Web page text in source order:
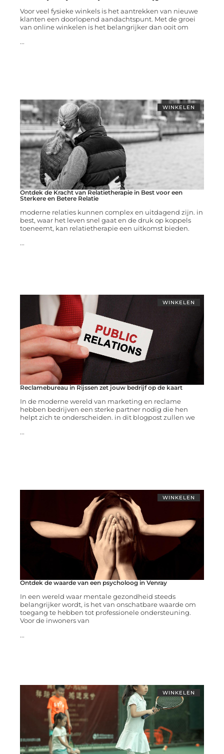
Voor veel fysieke winkels is het aantrekken van nieuwe
klanten een doorlopend aandachtspunt. Met de groei
van online winkelen is het belangrijker dan ooit om
...
WINKELEN
Ontdek de Kracht van Relatietherapie in Best voor een
Sterkere en Betere Relatie
moderne relaties kunnen complex en uitdagend zijn. in
best, waar het leven snel gaat en de druk op koppels
toeneemt, kan relatietherapie een uitkomst bieden.
...
WINKELEN
Reclamebureau in Rijssen zet jouw bedrijf op de kaart
In de moderne wereld van marketing en reclame
hebben bedrijven een sterke partner nodig die hen
helpt zich te onderscheiden. in dit blogpost zullen we
...
WINKELEN
Ontdek de waarde van een psycholoog in Venray
In een wereld waar mentale gezondheid steeds
belangrijker wordt, is het van onschatbare waarde om
toegang te hebben tot professionele ondersteuning.
Voor de inwoners van
...
WINKELEN